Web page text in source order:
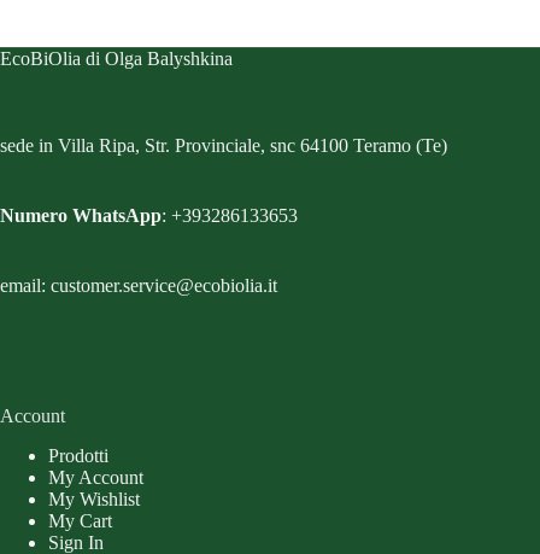
EcoBiOlia di Olga Balyshkina
sede in Villa Ripa, Str. Provinciale, snc 64100 Teramo (Te)
Numero WhatsApp: +393286133653
email: customer.service@ecobiolia.it
Account
Prodotti
My Account
My Wishlist
My Cart
Sign In